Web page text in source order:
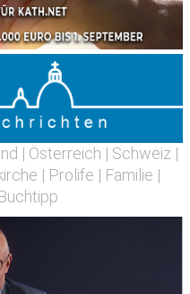
| Österreich | Schweiz |
| Prolife | Familie |
Buchtipp